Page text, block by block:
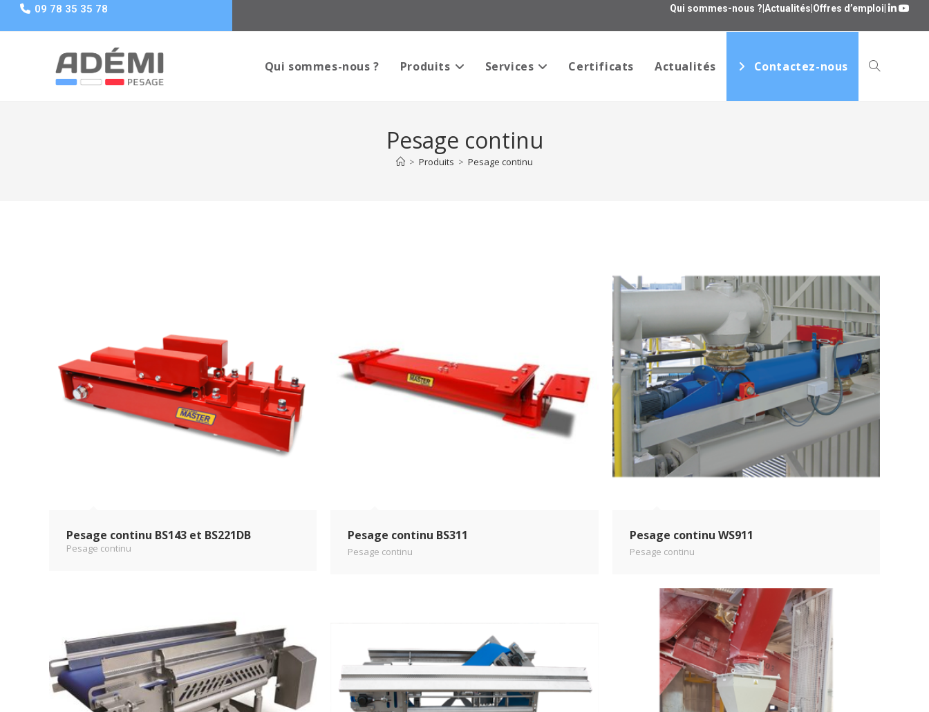
09 78 35 35 78 Qui sommes-nous ? |Actualités Offres d’emploi
Qui sommes-nous ? Produits Services Certificats Actualités Contactez-nous
Pesage continu
> Produits > Pesage continu
Pesage continu BS143 et BS221DB
Pesage continu
Pesage continu BS311
Pesage continu
Pesage continu WS911
Pesage continu